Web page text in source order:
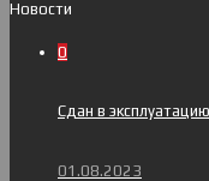
Новости
0
Сдан в
01.08.2023